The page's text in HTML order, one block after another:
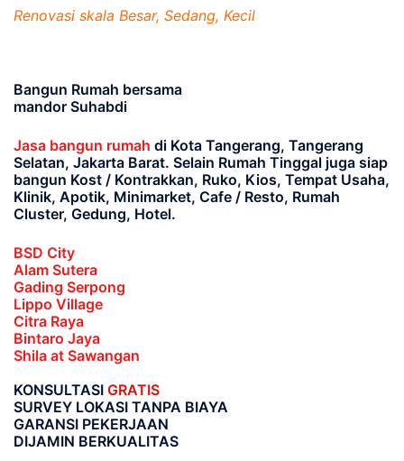
Renovasi skala Besar, Sedang, Kecil
Bangun Rumah bersama
mandor Suhabdi
Jasa bangun rumah di Kota Tangerang, Tangerang
Selatan, Jakarta Barat. Selain Rumah Tinggal juga siap
bangun Kost / Kontrakkan, Ruko, Kios, Tempat Usaha,
Klinik, Apotik, Minimarket, Cafe / Resto, Rumah
Cluster, Gedung, Hotel.
BSD City
Alam Sutera
Gading Serpong
Lippo Village
Citra Raya
Bintaro Jaya
Shila at Sawangan
KONSULTASI GRATIS
SURVEY LOKASI TANPA BIAYA
GARANSI PEKERJAAN
DIJAMIN BERKUALITAS